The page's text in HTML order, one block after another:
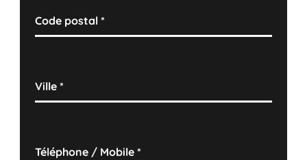
Code postal*
Ville*
Téléphone / Mobile*